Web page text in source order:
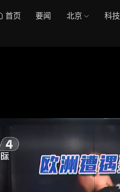
首页 要闻 北京 科技